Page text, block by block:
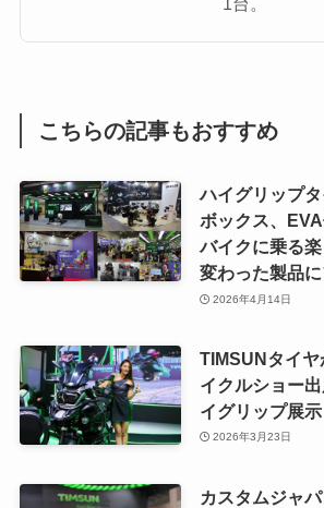
こちらの記事もおすすめ
ハイグリップ
ボックス、
バイクに乗る
変わった製品
2026年4月14日
TIMSUNタイ
イクルショー
イグリップ展示
2026年3月23日
カスタムジャ